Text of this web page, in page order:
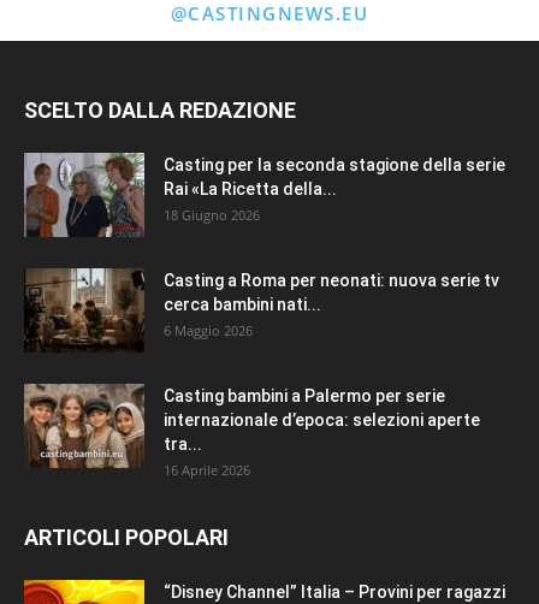
@CASTINGNEWS.EU
SCELTO DALLA REDAZIONE
Casting per la seconda stagione della serie
Rai «La Ricetta della...
18 Giugno 2026
Casting a Roma per neonati: nuova serie tv
cerca bambini nati...
6 Maggio 2026
Casting bambini a Palermo per serie
internazionale d’epoca: selezioni aperte
tra...
16 Aprile 2026
ARTICOLI POPOLARI
“Disney Channel” Italia – Provini per ragazzi